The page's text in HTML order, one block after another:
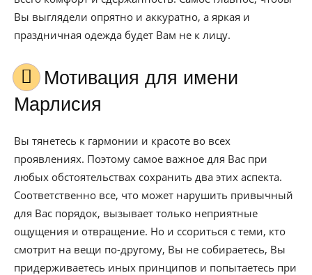
Вы выглядели опрятно и аккуратно, а яркая и
праздничная одежда будет Вам не к лицу.
Мотивация для имени
Марлисия
Вы тянетесь к гармонии и красоте во всех
проявлениях. Поэтому самое важное для Вас при
любых обстоятельствах сохранить два этих аспекта.
Соответственно все, что может нарушить привычный
для Вас порядок, вызывает только неприятные
ощущения и отвращение. Но и ссориться с теми, кто
смотрит на вещи по-другому, Вы не собираетесь, Вы
придерживаетесь иных принципов и попытаетесь при